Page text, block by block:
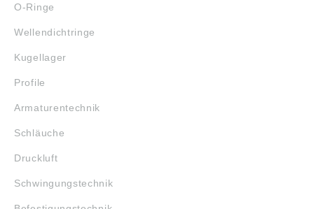
O-Ringe
Wellendichtringe
Kugellager
Profile
Armaturentechnik
Schläuche
Druckluft
Schwingungstechnik